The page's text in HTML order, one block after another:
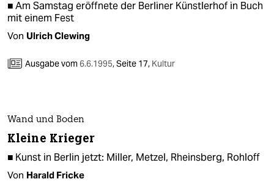
■ Am Samstag eröffnete der Berliner Künstlerhof in Buch
mit einem Fest
Von Ulrich Clewing
Ausgabe vom6.6.1995,Seite 17, Kultur
Wand und Boden
Kleine Krieger
■ Kunst in Berlin jetzt: Miller, Metzel, Rheinsberg, Rohloff
Von Harald Fricke